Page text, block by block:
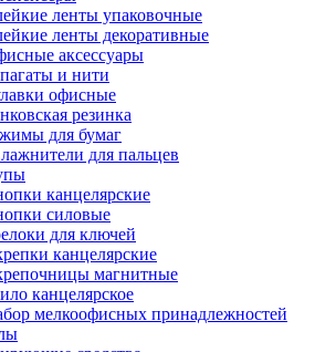
ленты упаковочные
ленты декоративные
аксессуары
и нити
офисные
резинка
для бумаг
для пальцев
канцелярские
силовые
для ключей
канцелярские
магнитные
канцелярское
мелкоофисных принадлежностей